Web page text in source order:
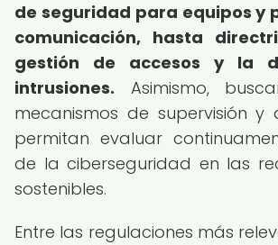
de seguridad para equipos y
comunicación, hasta
gestión de accesos y la
intrusiones. Asimismo,
mecanismos de supervisión y
permitan evaluar
de la ciberseguridad en las
sostenibles.
Entre las regulaciones más